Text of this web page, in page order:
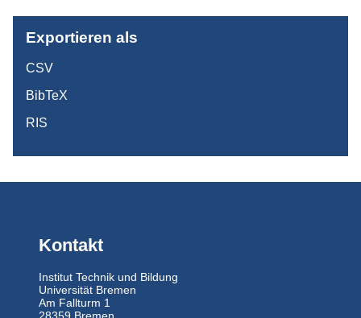
Studium
Exportieren als
CSV
BibTeX
RIS
Kontakt
Institut Technik und Bildung
Universität Bremen
Am Fallturm 1